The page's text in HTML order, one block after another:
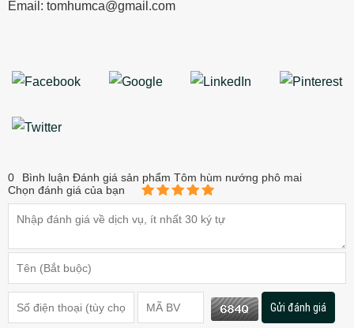
Email: tomhumca@gmail.com
0
Bình luận Đánh giá sản phẩm Tôm hùm nướng phô mai
Chọn đánh giá của bạn
Gửi đánh giá